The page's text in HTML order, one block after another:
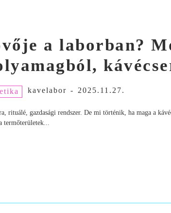
a laborban?
kavelabor - 2025.11.27.
rituálé, gazdasági rendszer. De mi történik, ha maga a
termőterületek...